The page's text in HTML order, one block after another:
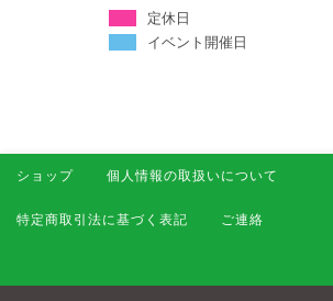
定休日
イベント開催日
ショップ 個人情報の取扱いについて
特定商取引法に基づく表記 ご連絡